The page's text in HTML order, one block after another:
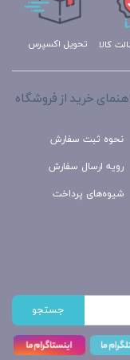
تحویل اکسپرس کالا
خرید از فروشگاه
نحوه ثبت سفارش
رویه ارسال سفارش
شیوه‌های پرداخت
جستجو